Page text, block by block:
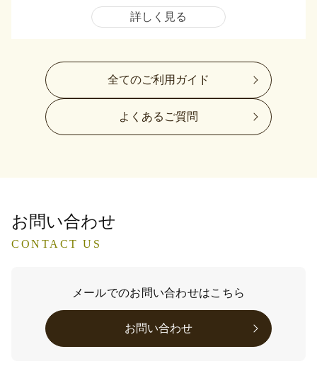
詳しく見る
全てのご利用ガイド
よくあるご質問
お問い合わせ
CONTACT US
メールでのお問い合わせはこちら
お問い合わせ